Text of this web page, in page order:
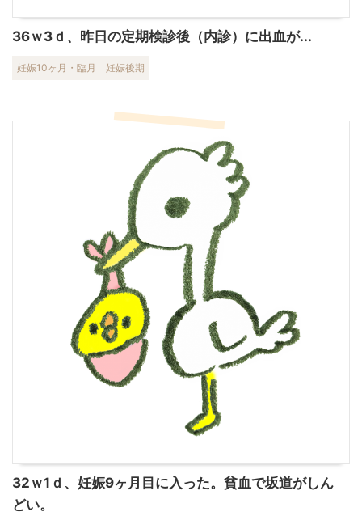
36ｗ3ｄ、昨日の定期検診後（内診）に出血が...
妊娠10ヶ月・臨月 妊娠後期
32ｗ1ｄ、妊娠9ヶ月目に入った。貧血で坂道がしん
どい。